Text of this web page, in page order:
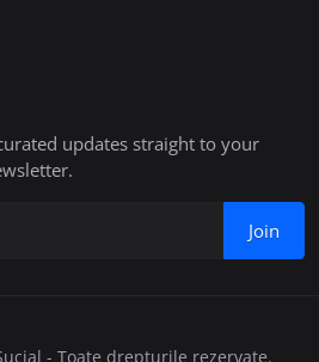
updates straight to your
Join
- Toate drepturile rezervate.